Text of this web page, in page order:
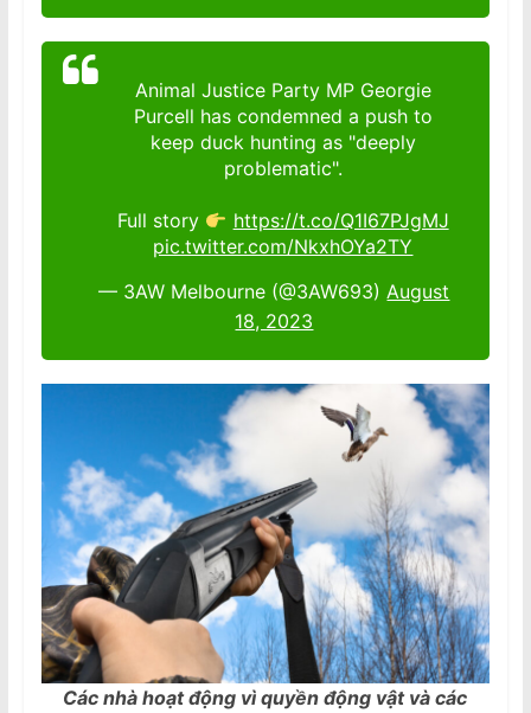
Animal Justice Party MP Georgie
Purcell has condemned a push to
keep duck hunting as "deeply
problematic".
Full story
https://t.co/Q1I67PJgMJ
pic.twitter.com/NkxhOYa2TY
— 3AW Melbourne (@3AW693)August
18, 2023
Các nhà hoạt động vì quyền động vật và các